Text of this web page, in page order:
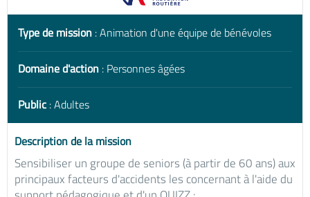
Type de mission : Animation d'une équipe de bénévoles
Domaine d'action : Personnes âgées
Public : Adultes
Description de la mission
Sensibiliser un groupe de seniors (à partir de 60 ans) aux
principaux facteurs d'accidents les concernant à l'aide du